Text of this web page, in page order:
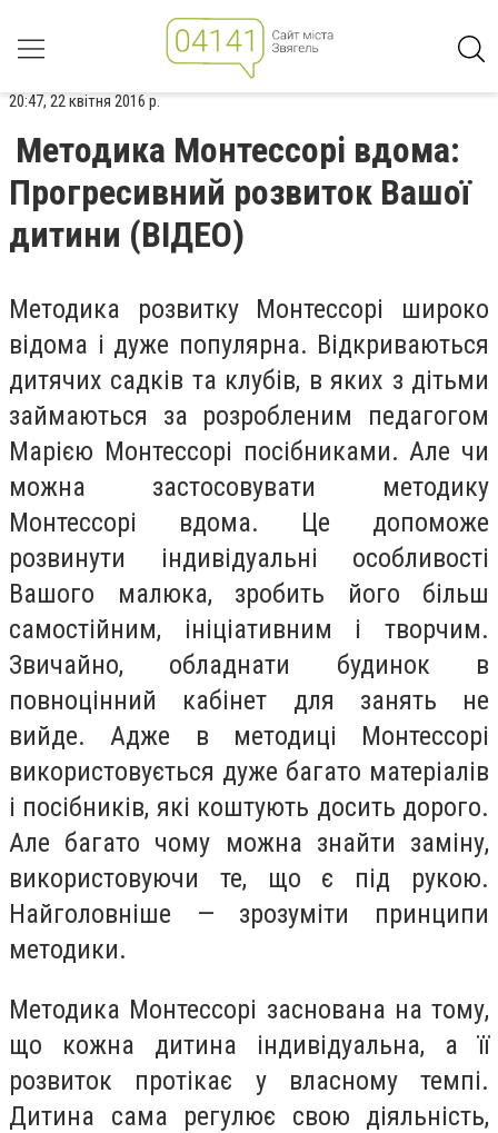
20:47, 22 квітня 2016 р.
Методика Монтессорі вдома:
Прогресивний розвиток Вашої
дитини (ВІДЕО)
Методика розвитку Монтессорі широко
відома і дуже популярна. Відкриваються
дитячих садків та клубів, в яких з дітьми
займаються за розробленим педагогом
Марією Монтессорі посібниками. Але чи
можна застосовувати методику
Монтессорі вдома. Це допоможе
розвинути індивідуальні особливості
Вашого малюка, зробить його більш
самостійним, ініціативним і творчим.
Звичайно, обладнати будинок в
повноцінний кабінет для занять не
вийде. Адже в методиці Монтессорі
використовується дуже багато матеріалів
і посібників, які коштують досить дорого.
Але багато чому можна знайти заміну,
використовуючи те, що є під рукою.
Найголовніше — зрозуміти принципи
методики.
Методика Монтессорі заснована на тому,
що кожна дитина індивідуальна, а її
розвиток протікає у власному темпі.
Дитина сама регулює свою діяльність,